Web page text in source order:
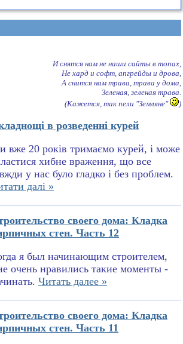
И снятся нам не наши сайты в топах,
Не хард и софт, апгрейды и дрова,
А снится нам трава, трава у дома,
Зеленая, зеленая трава.
(Кажется, так пели "Земляне"
)
в розведенні курей
вже 20 років тримаємо курей, і може
хибне враження, що все
у нас було гладко і без проблем.
далі »
своего дома: Кладка
стен. Часть 12
я был начинающим строителем,
очень нравились такие моменты -
Читать далее »
своего дома: Кладка
стен. Часть 11